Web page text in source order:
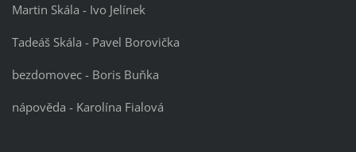
Martin Skála - Ivo Jelínek
Tadeáš Skála - Pavel Borovička
bezdomovec - Boris Buňka
nápověda - Karolína Fialová